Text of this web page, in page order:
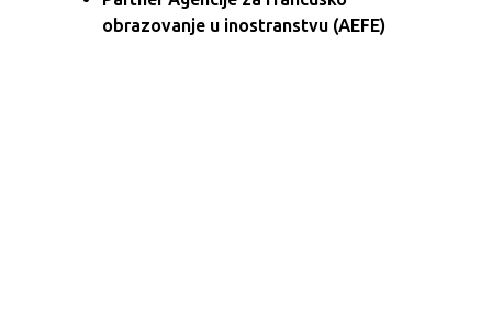
obrazovanje u inostranstvu (AEFE)